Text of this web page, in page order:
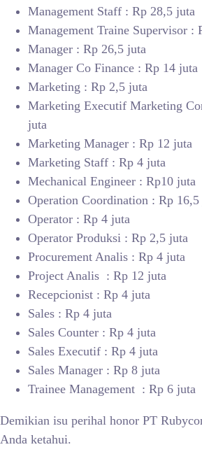
Management Staff : Rp 28,5 juta
Management Traine Supervisor :
Manager : Rp 26,5 juta
Manager Co Finance : Rp 14
Marketing : Rp 2,5 juta
Marketing Executif Marketing
juta
Marketing Manager : Rp 12
Marketing Staff : Rp 4 juta
Mechanical Engineer : Rp10
Operation Coordination : Rp
Operator : Rp 4 juta
Operator Produksi : Rp 2,5
Procurement Analis : Rp 4
Project Analis : Rp 12 juta
Recepcionist : Rp 4 juta
Sales : Rp 4 juta
Sales Counter : Rp 4 juta
Sales Executif : Rp 4 juta
Sales Manager : Rp 8 juta
Trainee Management : Rp 6 juta
Demikian isu perihal honor PT
Anda ketahui.